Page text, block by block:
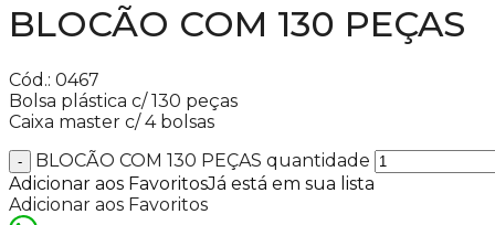
BLOCÃO COM 130 PEÇAS
Cód.: 0467
Bolsa plástica c/ 130 peças
Caixa master c/ 4 bolsas
BLOCÃO COM 130 PEÇAS quantidade
Adicionar aos FavoritosJá está em sua lista
Adicionar aos Favoritos